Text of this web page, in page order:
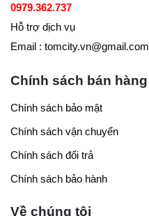
0979.362.737
Hỗ trợ dịch vụ
Email : tomcity.vn@gmail.com
Chính sách bán hàng
Chính sách bảo mật
Chính sách vận chuyển
Chính sách đổi trả
Chính sách bảo hành
Về chúng tôi